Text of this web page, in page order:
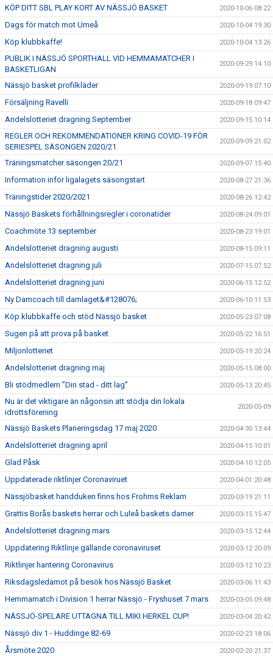
KÖP DITT SBL PLAY KORT AV NÄSSJÖ BASKET 2020-10-06 08:22
Dags för match mot Umeå 2020-10-04 19:30
Köp klubbkaffe! 2020-10-04 13:26
PUBLIK I NÄSSJÖ SPORTHALL VID HEMMAMATCHER I
BASKETLIGAN
2020-09-29 14:10
Nässjö basket profilkläder 2020-09-19 07:10
Försäljning Ravelli 2020-09-18 09:47
Andelslotteriet dragning September 2020-09-15 10:14
REGLER OCH REKOMMENDATIONER KRING COVID-19 FÖR
SERIESPEL SÄSONGEN 2020/21.
2020-09-09 21:02
Träningsmatcher säsongen 20/21 2020-09-07 15:40
Information inför ligalagets säsongstart 2020-08-27 21:36
Träningstider 2020/2021 2020-08-26 12:42
Nässjö Baskets förhållningsregler i coronatider 2020-08-24 09:01
Coachmöte 13 september 2020-08-23 19:01
Andelslotteriet dragning augusti 2020-08-15 09:11
Andelslotteriet dragning juli 2020-07-15 07:52
Andelslotteriet dragning juni 2020-06-15 12:52
Ny Damcoach till damlaget&#128076; 2020-06-10 11:53
Köp klubbkaffe och stöd Nässjö basket 2020-05-23 07:08
Sugen på att prova på basket 2020-05-22 16:51
Miljonlotteriet 2020-05-19 20:24
Andelslotteriet dragning maj 2020-05-15 08:00
Bli stödmedlem ”Din stad - ditt lag” 2020-05-13 20:45
Nu är det viktigare än någonsin att stödja din lokala
idrottsförening
2020-05-09
Nässjö Baskets Planeringsdag 17 maj 2020 2020-04-30 13:44
Andelslotteriet dragning april 2020-04-15 10:01
Glad Påsk 2020-04-10 12:05
Uppdaterade riktlinjer Coronaviruet 2020-04-01 20:48
Nässjöbasket handduken finns hos Frohms Reklam 2020-03-19 21:11
Grattis Borås baskets herrar och Luleå baskets damer 2020-03-15 15:47
Andelslotteriet dragning mars 2020-03-15 12:44
Uppdatering Riktlinje gällande coronaviruset 2020-03-12 20:09
Riktlinjer hantering Coronavirus 2020-03-12 10:23
Riksdagsledamot på besök hos Nässjö Basket 2020-03-06 11:43
Hemmamatch i Division 1 herrar Nässjö - Fryshuset 7 mars 2020-03-05 09:48
NÄSSJÖ-SPELARE UTTAGNA TILL MIKI HERKEL CUP! 2020-03-04 20:42
Nässjö div 1 - Huddinge 82-69 2020-02-23 18:06
Årsmöte 2020 2020-02-20 21:37